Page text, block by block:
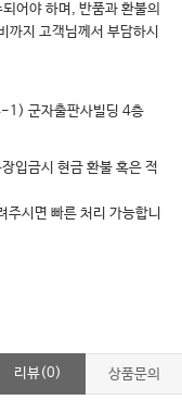
어야 하며, 반품과 환불의
까지 고객님께서 부담하시
군자출판사빌딩 4층
입금시 현금 환불 혹은 적
시면 빠른 처리 가능합니
리뷰(0) 상품문의